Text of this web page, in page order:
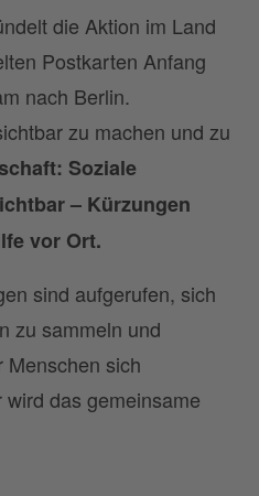
die Aktion im Land
Postkarten Anfang
nach Berlin.
zu machen und zu
Soziale
– Kürzungen
vor Ort.
sind aufgerufen, sich
zu sammeln und
Menschen sich
das gemeinsame